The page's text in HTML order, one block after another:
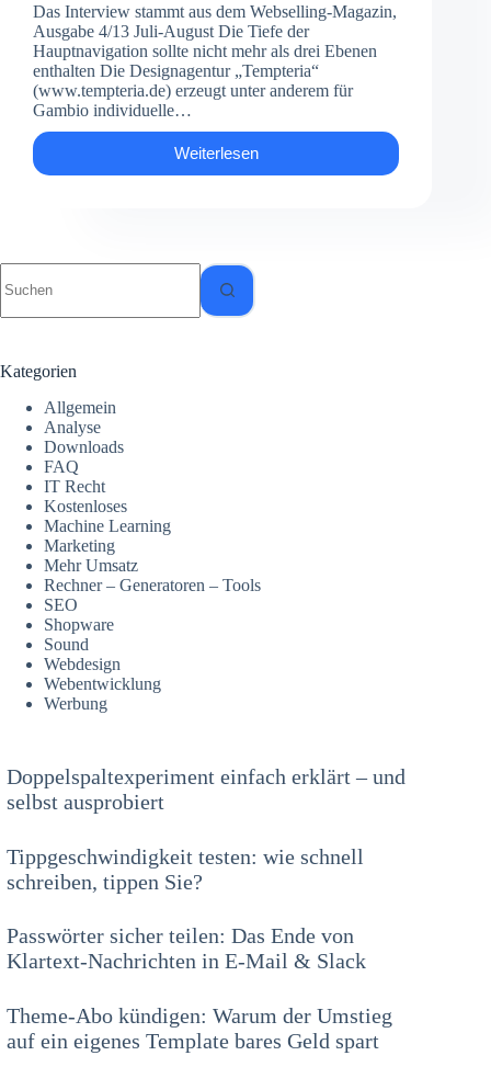
Das Interview stammt aus dem Webselling-Magazin,
Ausgabe 4/13 Juli-August Die Tiefe der
Hauptnavigation sollte nicht mehr als drei Ebenen
enthalten Die Designagentur „Tempteria“
(www.tempteria.de) erzeugt unter anderem für
Gambio individuelle…
Weiterlesen
Die
Tiefe
mehr
als
drei
Ergebnisse
Kategorien
Allgemein
Analyse
Downloads
FAQ
IT Recht
Kostenloses
Machine Learning
Marketing
Mehr Umsatz
Rechner – Generatoren – Tools
SEO
Shopware
Sound
Webdesign
Webentwicklung
Werbung
Doppelspaltexperiment einfach erklärt – und
selbst ausprobiert
Tippgeschwindigkeit testen: wie schnell
schreiben, tippen Sie?
Passwörter sicher teilen: Das Ende von
Klartext-Nachrichten in E-Mail & Slack
Theme-Abo kündigen: Warum der Umstieg
auf ein eigenes Template bares Geld spart